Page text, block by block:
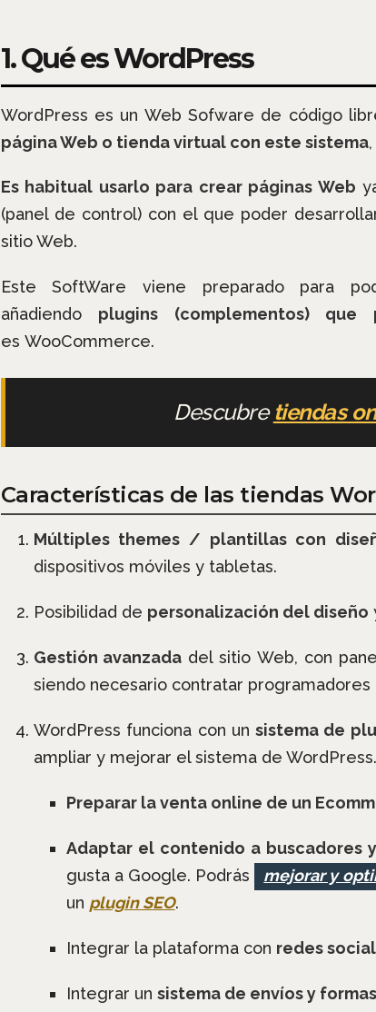
1. Qué es WordPress
WordPress es un Web Sofware de código
página Web o tienda virtual con este sistema
Es habitual usarlo para crear páginas Web
(panel de control) con el que poder
sitio Web.
Este SoftWare viene preparado para
añadiendo plugins (complementos)
es WooCommerce.
Descubretiendas
Características de las tiendas
Múltiples themes / plantillas con
dispositivos móviles y tabletas.
Posibilidad de personalización del diseño
Gestión avanzada del sitio Web, con
siendo necesario contratar programadores
WordPress funciona con un sistema de
ampliar y mejorar el sistema de
Preparar la venta online de un
Adaptar el contenido a buscadores
gusta a Google. Podrás
mejorar y
un plugin SEO.
Integrar la plataforma con redes
Integrar un sistema de envíos y